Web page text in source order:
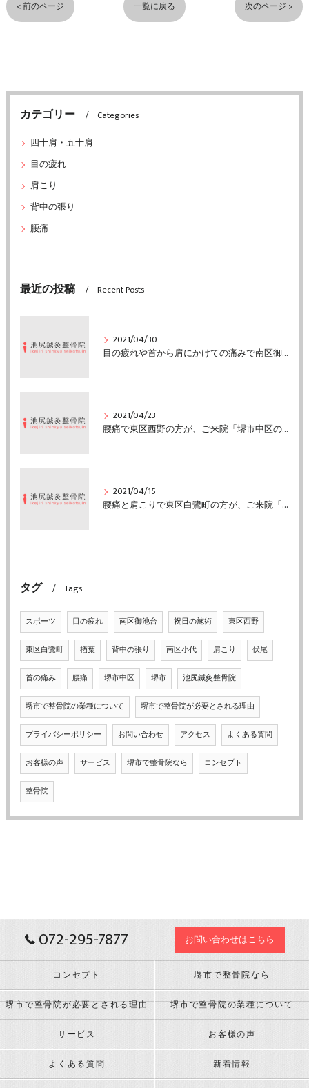
< 前のページ 一覧に戻る 次のページ >
カテゴリー
Categories
四十肩・五十肩
目の疲れ
肩こり
背中の張り
腰痛
最近の投稿 Recent Posts
2021/04/30
目の疲れや首から肩にかけての痛みで南区御池台の方がご来院「堺市中区の池尻鍼灸整骨院」
2021/04/23
腰痛で東区西野の方が、ご来院「堺市中区の池尻鍼灸整骨院」
2021/04/15
腰痛と肩こりで東区白鷺町の方が、ご来院「堺市中区の池尻鍼灸整骨院」
タグ Tags
スポーツ 目の疲れ 南区御池台 祝日の施術 東区西野
東区白鷺町 楢葉 背中の張り 南区小代 肩こり 伏尾
首の痛み 腰痛 堺市中区 堺市 池尻鍼灸整骨院
堺市で整骨院の業種について 堺市で整骨院が必要とされる理由
プライバシーポリシー お問い合わせ アクセス よくある質問
お客様の声 サービス 堺市で整骨院なら コンセプト
整骨院
072-295-7877 お問い合わせはこちら
コンセプト 堺市で整骨院なら
堺市で整骨院が必要とされる理由 堺市で整骨院の業種について
サービス お客様の声
よくある質問 新着情報